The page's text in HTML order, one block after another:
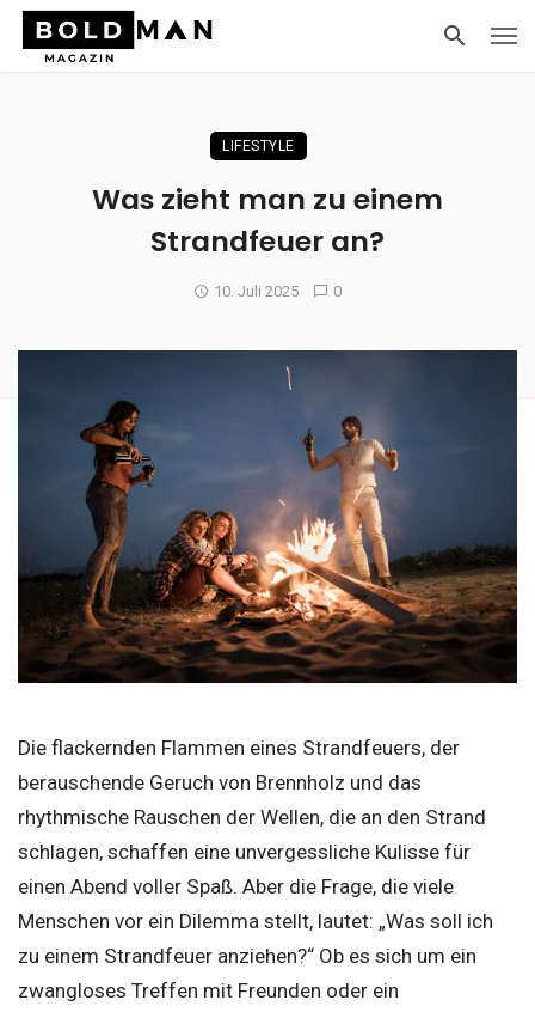
LIFESTYLE
Was zieht man zu einem
Strandfeuer an?
10. Juli 2025 0
Die flackernden Flammen eines Strandfeuers, der
berauschende Geruch von Brennholz und das
rhythmische Rauschen der Wellen, die an den Strand
schlagen, schaffen eine unvergessliche Kulisse für
einen Abend voller Spaß. Aber die Frage, die viele
Menschen vor ein Dilemma stellt, lautet: „Was soll ich
zu einem Strandfeuer anziehen?“ Ob es sich um ein
zwangloses Treffen mit Freunden oder ein